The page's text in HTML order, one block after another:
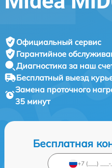
Официальный сервис
Гарантийное
Диагностика за наш
Бесплатный выезд
Замена проточного
35 минут
Бесплатная